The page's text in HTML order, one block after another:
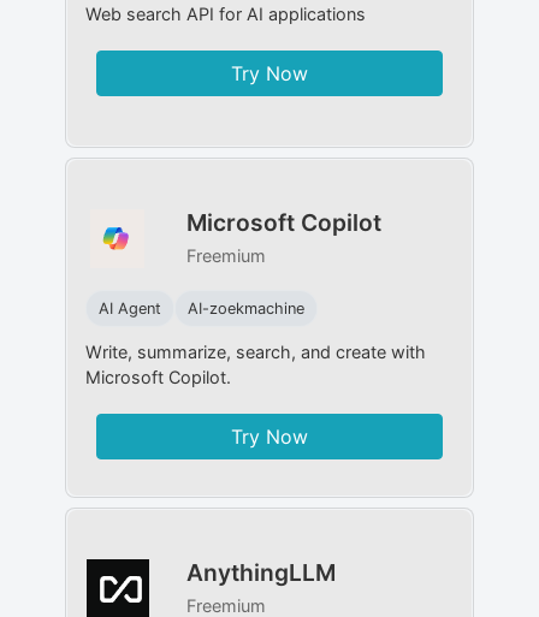
Web search API for AI applications
Try Now
Microsoft Copilot
Freemium
AI Agent AI-zoekmachine
Write, summarize, search, and create with
Microsoft Copilot.
Try Now
AnythingLLM
Freemium